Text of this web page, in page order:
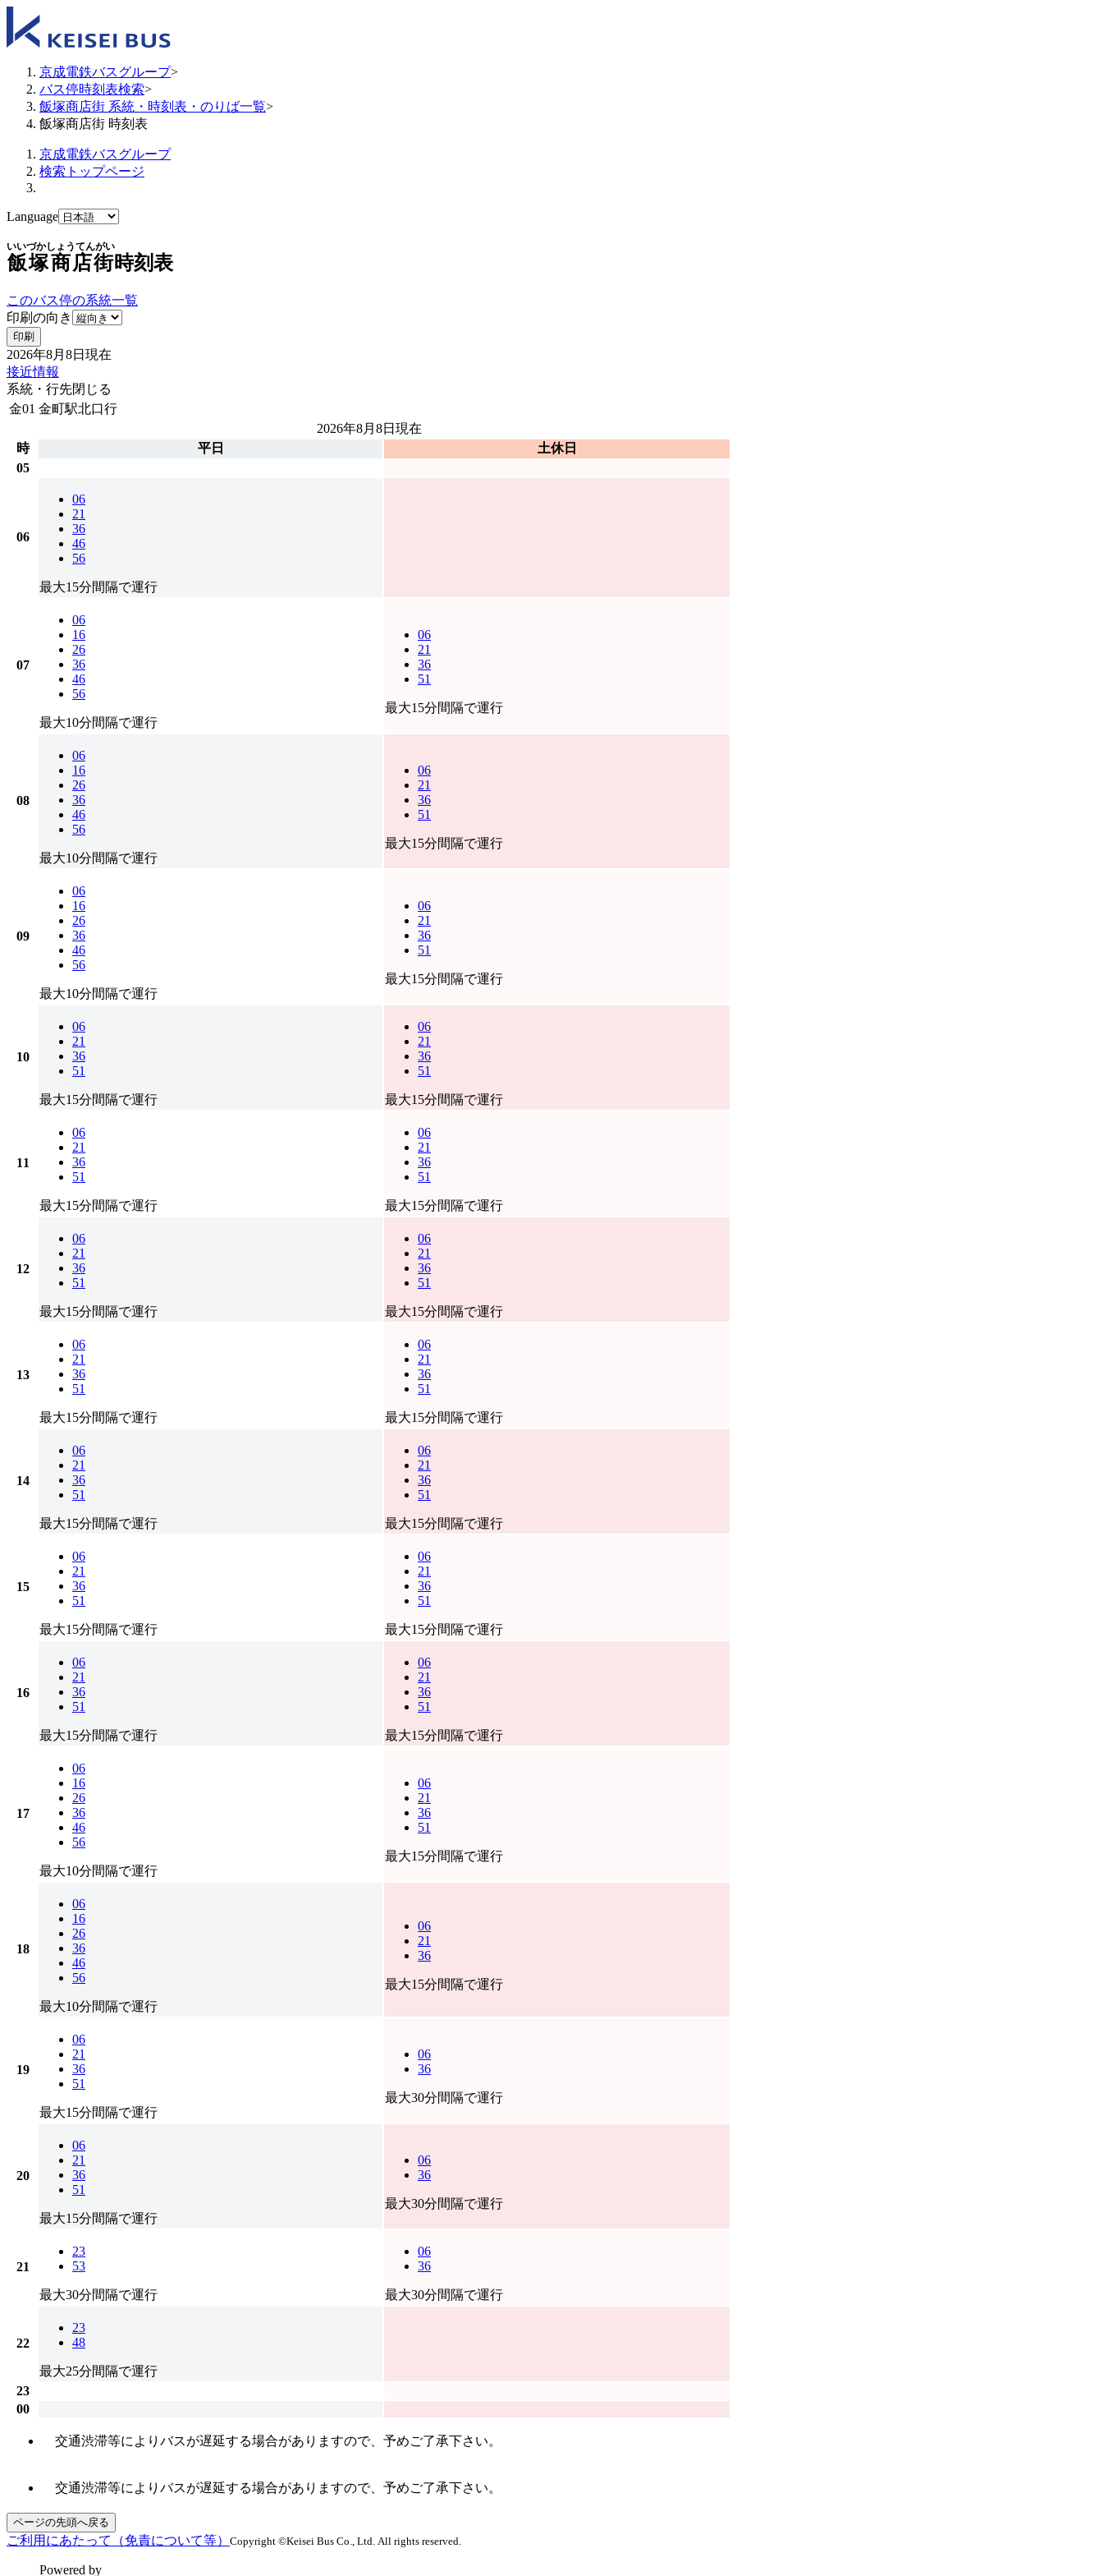
京成電鉄バスグループ>
バス停時刻表検索>
飯塚商店街 系統・時刻表・のりば一覧>
飯塚商店街 時刻表
京成電鉄バスグループ
検索トップページ
Language
飯塚商店街
いいづかしょうてんがい
時刻表
このバス停の系統一覧
印刷の向き
印刷
2026年8月8日 現在
接近情報
系統・行先閉じる
金01 金町駅北口行
2026年8月8日 現在
時
平日
土休日
05
06
06
21
36
46
56
最大15分間隔で運行
07
06
16
26
36
46
56
最大10分間隔で運行
06
21
36
51
最大15分間隔で運行
08
06
16
26
36
46
56
最大10分間隔で運行
06
21
36
51
最大15分間隔で運行
09
06
16
26
36
46
56
最大10分間隔で運行
06
21
36
51
最大15分間隔で運行
10
06
21
36
51
最大15分間隔で運行
06
21
36
51
最大15分間隔で運行
11
06
21
36
51
最大15分間隔で運行
06
21
36
51
最大15分間隔で運行
12
06
21
36
51
最大15分間隔で運行
06
21
36
51
最大15分間隔で運行
13
06
21
36
51
最大15分間隔で運行
06
21
36
51
最大15分間隔で運行
14
06
21
36
51
最大15分間隔で運行
06
21
36
51
最大15分間隔で運行
15
06
21
36
51
最大15分間隔で運行
06
21
36
51
最大15分間隔で運行
16
06
21
36
51
最大15分間隔で運行
06
21
36
51
最大15分間隔で運行
17
06
16
26
36
46
56
最大10分間隔で運行
06
21
36
51
最大15分間隔で運行
18
06
16
26
36
46
56
最大10分間隔で運行
06
21
36
最大15分間隔で運行
19
06
21
36
51
最大15分間隔で運行
06
36
最大30分間隔で運行
20
06
21
36
51
最大15分間隔で運行
06
36
最大30分間隔で運行
21
23
53
最大30分間隔で運行
06
36
最大30分間隔で運行
22
23
48
最大25分間隔で運行
23
00
交通渋滞等によりバスが遅延する場合がありますので、予めご了承下さい。
交通渋滞等によりバスが遅延する場合がありますので、予めご了承下さい。
ページの先頭へ戻る
ご利用にあたって（免責について等） Copyright ©Keisei Bus Co., Ltd. All rights reserved.
Powered by